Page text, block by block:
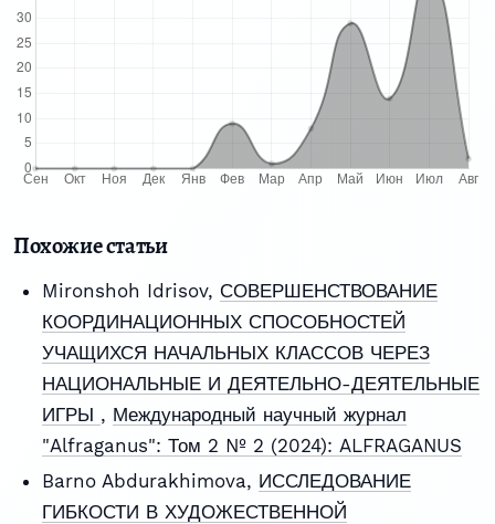
Похожие статьи
Mironshoh Idrisov, СОВЕРШЕНСТВОВАНИЕ
КООРДИНАЦИОННЫХ СПОСОБНОСТЕЙ
УЧАЩИХСЯ НАЧАЛЬНЫХ КЛАССОВ ЧЕРЕЗ
НАЦИОНАЛЬНЫЕ И ДЕЯТЕЛЬНО-ДЕЯТЕЛЬНЫЕ
ИГРЫ , Международный научный журнал
"Alfraganus": Том 2 № 2 (2024): ALFRAGANUS
Barno Abdurakhimova, ИССЛЕДОВАНИЕ
ГИБКОСТИ В ХУДОЖЕСТВЕННОЙ